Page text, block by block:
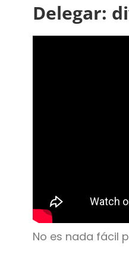
Delegar:
No es nada fácil